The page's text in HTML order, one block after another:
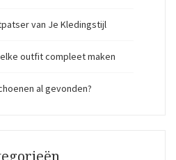
van Je Kledingstijl
outfit compleet maken
al gevonden?